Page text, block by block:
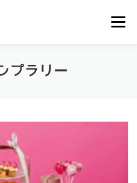
メニュー
ARゲーミングシステム
お問い合わせ
プラリー